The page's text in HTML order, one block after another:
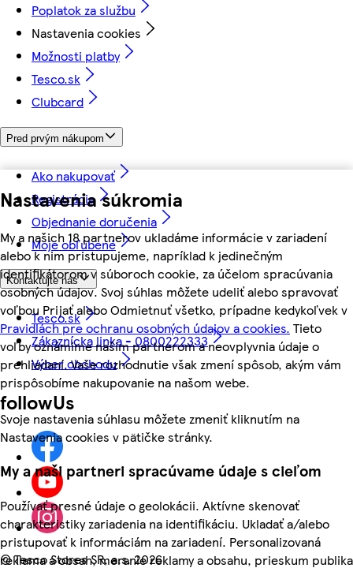
Nastavenia súkromia
My a našich 18 partnerov ukladáme informácie v zariadení
alebo k nim pristupujeme, napríklad k jedinečným
identifikátorom v súboroch cookie, za účelom spracúvania
osobných údajov. Svoj súhlas môžete udeliť alebo spravovať
voľbou Prijať alebo Odmietnuť všetko, prípadne kedykoľvek v
Pravidlách pre ochranu osobných údajov a cookies. Tieto
voľby oznámime našim partnerom a neovplyvnia údaje o
prehliadaní. Vaše rozhodnutie však zmení spôsob, akým vám
prispôsobíme nakupovanie na našom webe.
Svoje nastavenia súhlasu môžete zmeniť kliknutím na
Nastavenia cookies v pätičke stránky.
My a naši partneri spracúvame údaje s cieľom
Používať presné údaje o geolokácii. Aktívne skenovať
charakteristiky zariadenia na identifikáciu. Ukladať a/alebo
pristupovať k informáciám na zariadení. Personalizovaná
reklama a obsah, meranie reklamy a obsahu, prieskum publika
Poplatok za službu
Nastavenia cookies
Možnosti platby
Tesco.sk
Clubcard
Pred prvým nákupom
Ako nakupovať
Registrácia
Objednanie doručenia
Moje obľúbené
Kontaktujte nás
Tesco.sk
Zákaznícka linka - 0800222333
Výber obchodu
followUs
©Tesco Stores SR, a.s. 2026